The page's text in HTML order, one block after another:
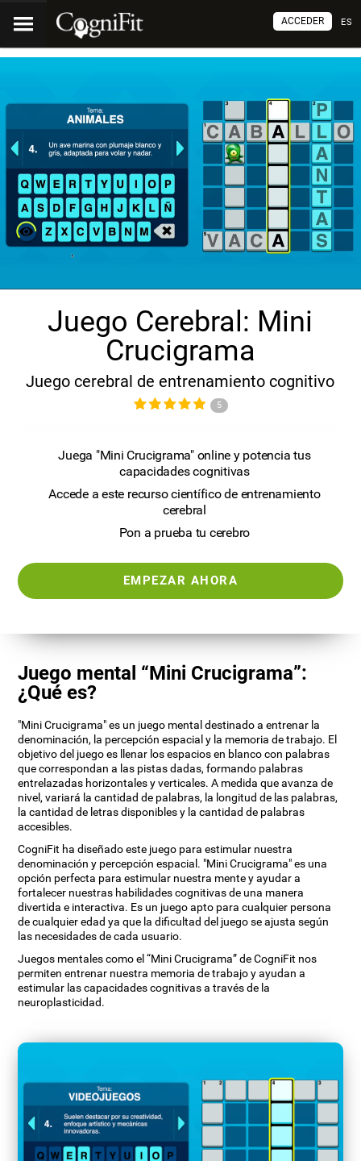
ES
ACCEDER
Juego Cerebral: Mini
Crucigrama
Juego cerebral de entrenamiento cognitivo
5
Juega "Mini Crucigrama" online y potencia tus
capacidades cognitivas
Accede a este recurso científico de entrenamiento
cerebral
Pon a prueba tu cerebro
EMPEZAR AHORA
Juego mental “Mini Crucigrama”:
¿Qué es?
"Mini Crucigrama" es un juego mental destinado a entrenar la
denominación, la percepción espacial y la memoria de trabajo. El
objetivo del juego es llenar los espacios en blanco con palabras
que correspondan a las pistas dadas, formando palabras
entrelazadas horizontales y verticales. A medida que avanza de
nivel, variará la cantidad de palabras, la longitud de las palabras,
la cantidad de letras disponibles y la cantidad de palabras
accesibles.
CogniFit ha diseñado este juego para estimular nuestra
denominación y percepción espacial. "Mini Crucigrama" es una
opción perfecta para estimular nuestra mente y ayudar a
fortalecer nuestras habilidades cognitivas de una manera
divertida e interactiva. Es un juego apto para cualquier persona
de cualquier edad ya que la dificultad del juego se ajusta según
las necesidades de cada usuario.
Juegos mentales como el “Mini Crucigrama” de CogniFit nos
permiten entrenar nuestra memoria de trabajo y ayudan a
estimular las capacidades cognitivas a través de la
neuroplasticidad.